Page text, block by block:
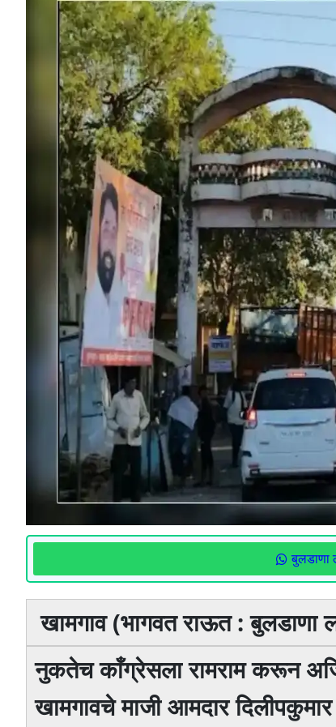
बुलडाणा
खामगाव (भागवत राऊत : बुलडाणा
नुकतेच काँग्रेसला रामराम करून
खामगावचे माजी आमदार दिलीपकुमार